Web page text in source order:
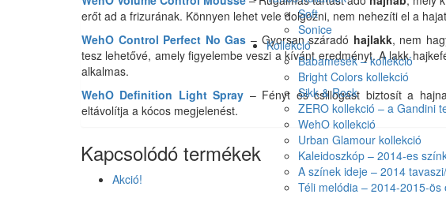
Soft
Sonice
Kollekció
Babamesék – kollekció
Bright Colors kollekció
Sikk & Rock
ZERO kollekció – a Gandini
WehO kollekció
Urban Glamour kollekció
Kaleidoszkóp – 2014-es
A színek ideje – 2014
Téli melódia – 2014-2015-ös
erőt ad a frizurának. Könnyen lehet vele dolgozni, nem nehezíti el a
WehO Control Perfect No Gas – Gyorsan száradó hajlakk, nem
tesz lehetővé, amely figyelembe veszi a kívánt eredményt. A lakk
alkalmas.
WehO Definition Light Spray – Fényt és csillogást biztosít a
eltávolítja a kócos megjelenést.
Kapcsolódó termékek
Akció!